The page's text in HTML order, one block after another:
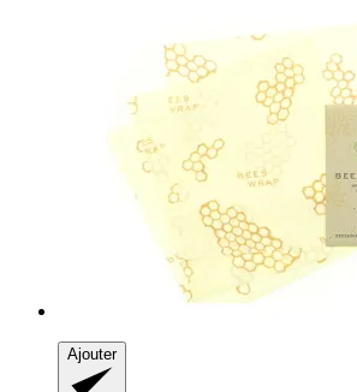
Ajouter